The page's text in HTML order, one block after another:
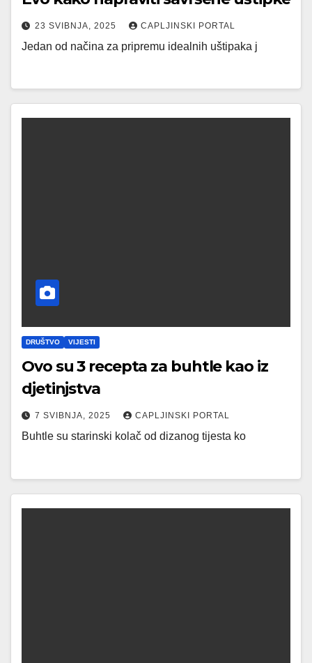
23 SVIBNJA, 2025 CAPLJINSKI PORTAL
Jedan od načina za pripremu idealnih uštipaka j
DRUŠTVO VIJESTI
Ovo su 3 recepta za buhtle kao iz
djetinjstva
7 SVIBNJA, 2025 CAPLJINSKI PORTAL
Buhtle su starinski kolač od dizanog tijesta ko